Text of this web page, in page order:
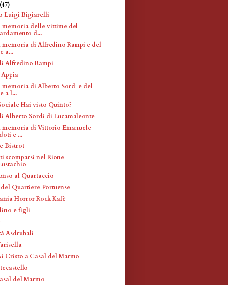
(47)
Luigi Bigiarelli
memoria delle vittime del
d...
memoria di Alfredino Rampi e del
a...
Alfredino Rampi
Appia
memoria di Alberto Sordi e del
a l...
Hai visto Quinto?
Alberto Sordi di Lucamaleonte
memoria di Vittorio Emanuele
e ...
Bistrot
scomparsi nel Rione
al Quartaccio
Quartiere Portuense
Horror Rock Kafè
e figli
Asdrubali
Cristo a Casal del Marmo
del Marmo